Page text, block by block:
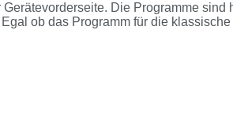
Die Programme sind
ob das Programm für die